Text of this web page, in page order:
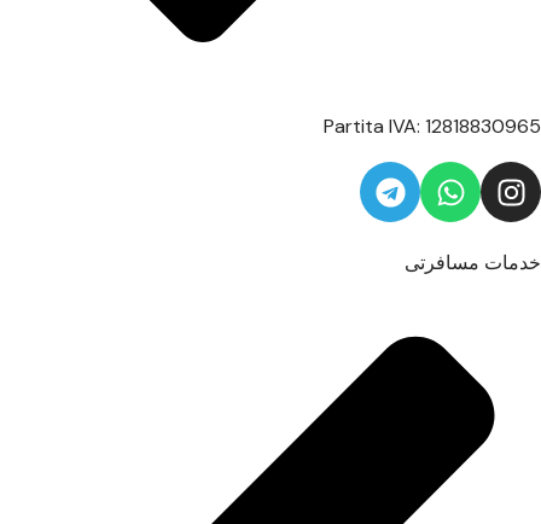
Partita IVA: 12818830965
خدمات مسافرتی